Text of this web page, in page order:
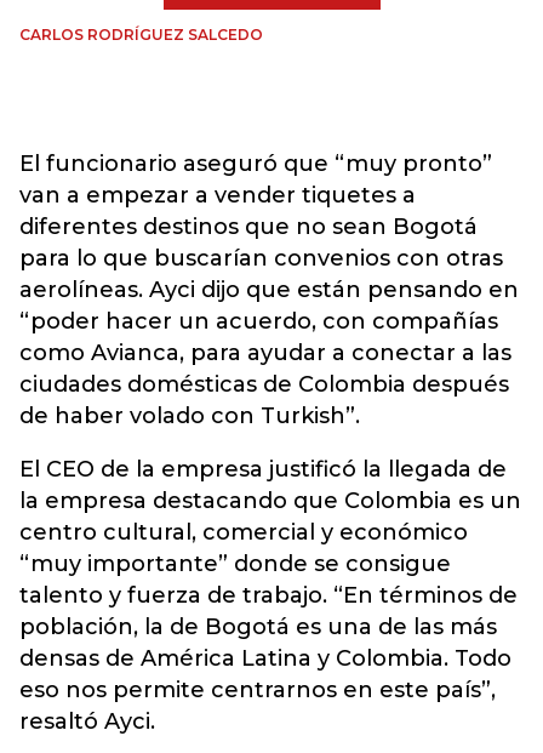
CARLOS RODRÍGUEZ SALCEDO
El funcionario aseguró que “muy pronto”
van a empezar a vender tiquetes a
diferentes destinos que no sean Bogotá
para lo que buscarían convenios con otras
aerolíneas. Ayci dijo que están pensando en
“poder hacer un acuerdo, con compañías
como Avianca, para ayudar a conectar a las
ciudades domésticas de Colombia después
de haber volado con Turkish”.
El CEO de la empresa justificó la llegada de
la empresa destacando que Colombia es un
centro cultural, comercial y económico
“muy importante” donde se consigue
talento y fuerza de trabajo. “En términos de
población, la de Bogotá es una de las más
densas de América Latina y Colombia. Todo
eso nos permite centrarnos en este país”,
resaltó Ayci.